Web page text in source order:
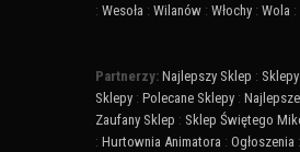
: Wesoła : Wilanów : Włochy : Wola :
Partnerzy: Najlepszy Sklep :
Sklepy : Polecane Sklepy :
Zaufany Sklep : Sklep Świętego
: Hurtownia Animatora : Ogłoszenia :